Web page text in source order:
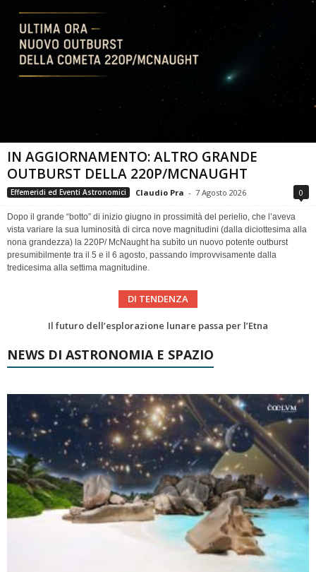
IN AGGIORNAMENTO: ALTRO GRANDE
OUTBURST DELLA 220P/MCNAUGHT
Effemeridi ed Eventi Astronomici Claudio Pra - 7 Agosto 2026 0
Dopo il grande “botto” di inizio giugno in prossimità del perielio, che l’aveva
vista variare la sua luminosità di circa nove magnitudini (dalla diciottesima alla
nona grandezza) la 220P/ McNaught ha subìto un nuovo potente outburst
presumibilmente tra il 5 e il 6 agosto, passando improvvisamente dalla
tredicesima alla settima magnitudine.
DI TENDENZA
NEWS DI ASTRONOMIA E SPAZIO